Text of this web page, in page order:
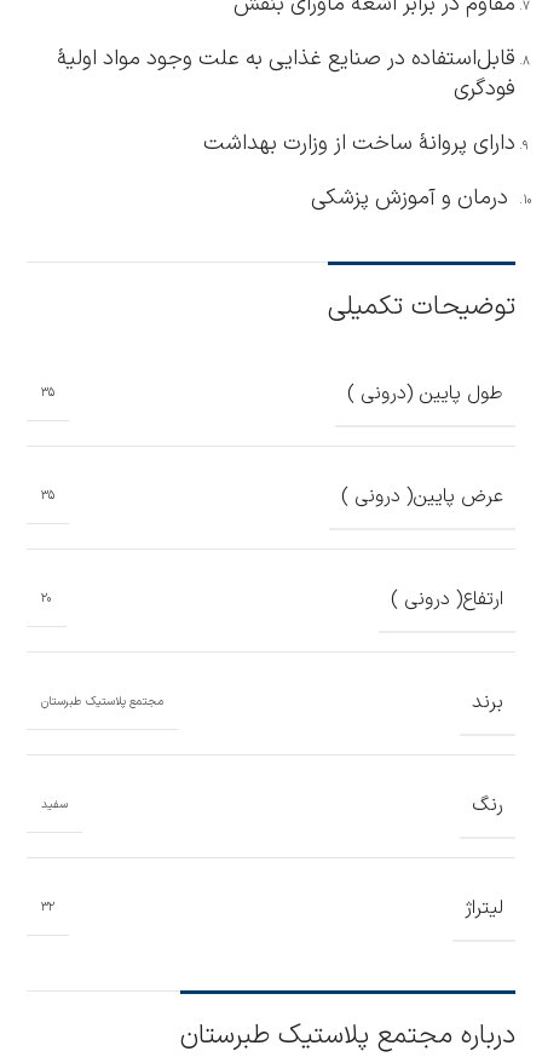
قابل‌استفاده در صنایع غذایی به علت وجود مواد اولیۀ
فودگری
دارای پروانۀ ساخت از وزارت بهداشت
درمان و آموزش پزشکی
توضیحات تکمیلی
طول پایین (درونی ) 35
عرض پایین( درونی ) 35
ارتفاع( درونی ) 20
برند مجتمع پلاستیک طبرستان
رنگ سفید
لیتراژ 32
درباره مجتمع پلاستیک طبرستان